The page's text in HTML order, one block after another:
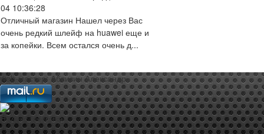
04 10:36:28
Отличный магазин Нашел через Вас
очень редкий шлейф на huawei еще и
за копейки. Всем остался очень д...
web-мастер:Аблизин Александр